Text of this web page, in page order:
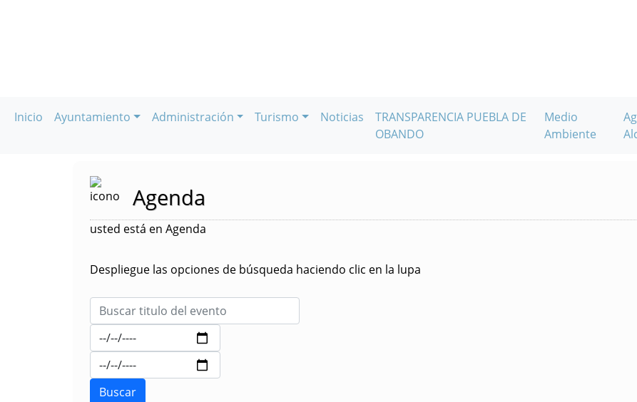
Inicio Ayuntamiento Administración Turismo Noticias
TRANSPARENCIA PUEBLA DE
OBANDO
Medio
Ambiente
Agenda
usted está en Agenda
Despliegue las opciones de búsqueda haciendo clic en la lupa